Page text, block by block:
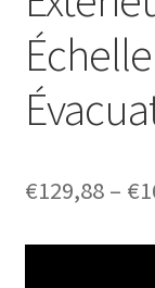
€129,88 – €